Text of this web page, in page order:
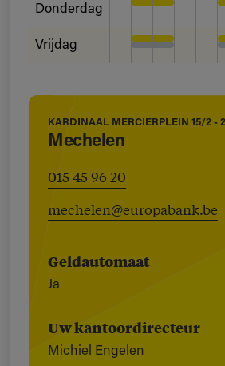
Donderdag
Vrijdag
KARDINAAL MERCIERPLEIN 15/2 -
Mechelen
015 45 96 20
mechelen@europabank.be
Geldautomaat
Ja
Uw kantoordirecteur
Michiel Engelen